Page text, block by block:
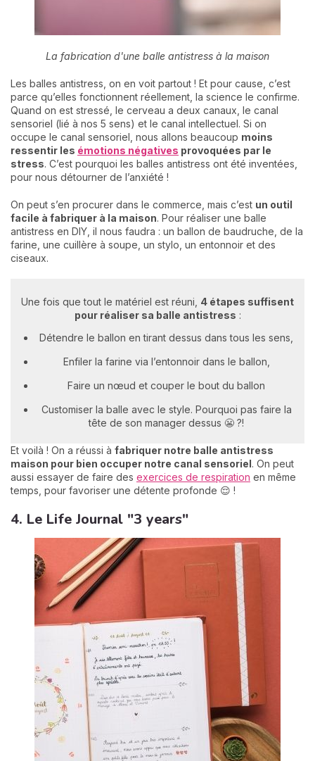
La fabrication d'une balle antistress à la maison
Les balles antistress, on en voit partout ! Et pour cause, c’est
parce qu’elles fonctionnent réellement, la science le confirme.
Quand on est stressé, le cerveau a deux canaux, le canal
sensoriel (lié à nos 5 sens) et le canal intellectuel. Si on
occupe le canal sensoriel, nous allons beaucoup moins
ressentir les émotions négatives provoquées par le
stress. C’est pourquoi les balles antistress ont été inventées,
pour nous détourner de l’anxiété !
On peut s’en procurer dans le commerce, mais c’est un outil
facile à fabriquer à la maison. Pour réaliser une balle
antistress en DIY, il nous faudra : un ballon de baudruche, de la
farine, une cuillère à soupe, un stylo, un entonnoir et des
ciseaux.
Une fois que tout le matériel est réuni, 4 étapes suffisent
pour réaliser sa balle antistress :
Détendre le ballon en tirant dessus dans tous les sens,
Enfiler la farine via l’entonnoir dans le ballon,
Faire un nœud et couper le bout du ballon
Customiser la balle avec le style. Pourquoi pas faire la
tête de son manager dessus 😬 ?!
Et voilà ! On a réussi à fabriquer notre balle antistress
maison pour bien occuper notre canal sensoriel. On peut
aussi essayer de faire des exercices de respiration en même
temps, pour favoriser une détente profonde 😌 !
4. Le Life Journal "3 years"